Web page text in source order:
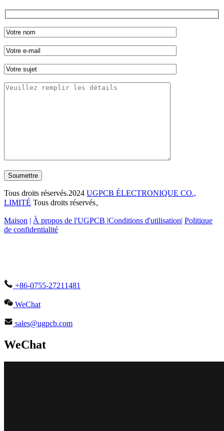
Soumettre
Tous droits réservés.2024 UGPCB ÉLECTRONIQUE CO.,
LIMITÉ Tous droits réservés。
Maison | À propos de l'UGPCB |Conditions d'utilisation| Politique
de confidentialité
+86-0755-27211481
WeChat
sales@ugpcb.com
WeChat